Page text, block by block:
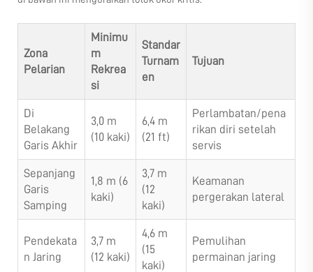
Zona
Pelarian
Minimu
m
Rekrea
si
Standar
Turnam
en
Tujuan
Di
Belakang
Garis Akhir
3,0 m
(10 kaki)
6,4 m
(21 ft)
Perlambatan/pena
rikan diri setelah
servis
Sepanjang
Garis
Samping
1,8 m (6
kaki)
3,7 m
(12
kaki)
Keamanan
pergerakan lateral
Pendekata
n Jaring
3,7 m
(12 kaki)
4,6 m
(15
kaki)
Pemulihan
permainan jaring